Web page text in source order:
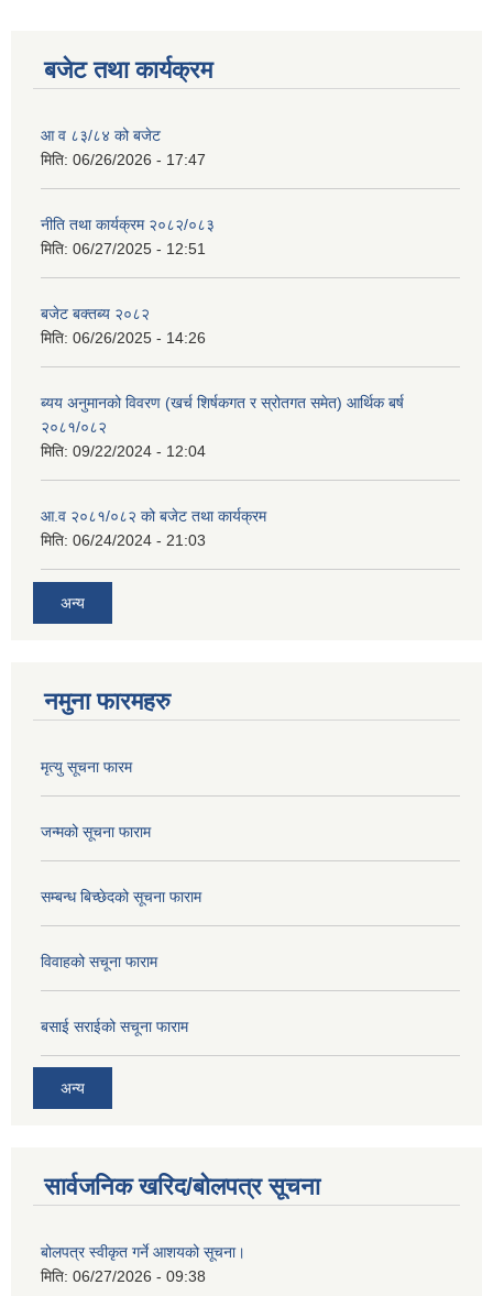
बजेट तथा कार्यक्रम
आ व ८३/८४ को बजेट
मिति: 06/26/2026 - 17:47
नीति तथा कार्यक्रम २०८२/०८३
मिति: 06/27/2025 - 12:51
बजेट बक्तब्य २०८२
मिति: 06/26/2025 - 14:26
ब्यय अनुमानको विवरण (खर्च शिर्षकगत र स्रोतगत समेत) आर्थिक बर्ष
२०८१/०८२
मिति: 09/22/2024 - 12:04
आ.व २०८१/०८२ को बजेट तथा कार्यक्रम
मिति: 06/24/2024 - 21:03
अन्य
नमुना फारमहरु
मृत्यु सूचना फारम
जन्मको सूचना फाराम
सम्बन्ध बिच्छेदको सूचना फाराम
विवाहको सचूना फाराम
बसाई सराईको सचूना फाराम
अन्य
सार्वजनिक खरिद/बोलपत्र सूचना
बोलपत्र स्वीकृत गर्ने आशयको सूचना।
मिति: 06/27/2026 - 09:38